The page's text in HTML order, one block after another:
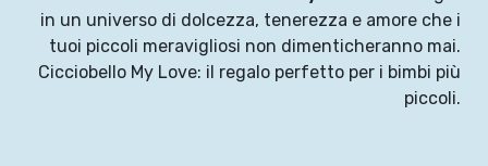
in un universo di dolcezza, tenerezza e amore che i
tuoi piccoli meravigliosi non dimenticheranno mai.
Cicciobello My Love: il regalo perfetto per i bimbi più
piccoli.